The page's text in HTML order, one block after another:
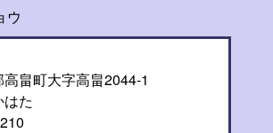
ウ
畠町大字高畠2044-1
た